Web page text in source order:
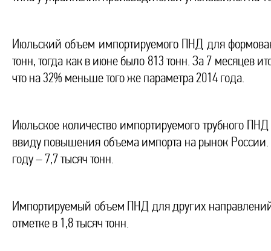
Июльский объем импортируемого ПНД для
тонн, тогда как в июне было 813 тонн. За 7 месяцев
что на 32% меньше того же параметра 2014 года.
Июльское количество импортируемого трубного
ввиду повышения объема импорта на рынок России.
году – 7,7 тысяч тонн.
Импортируемый объем ПНД для других
отметке в 1,8 тысяч тонн.